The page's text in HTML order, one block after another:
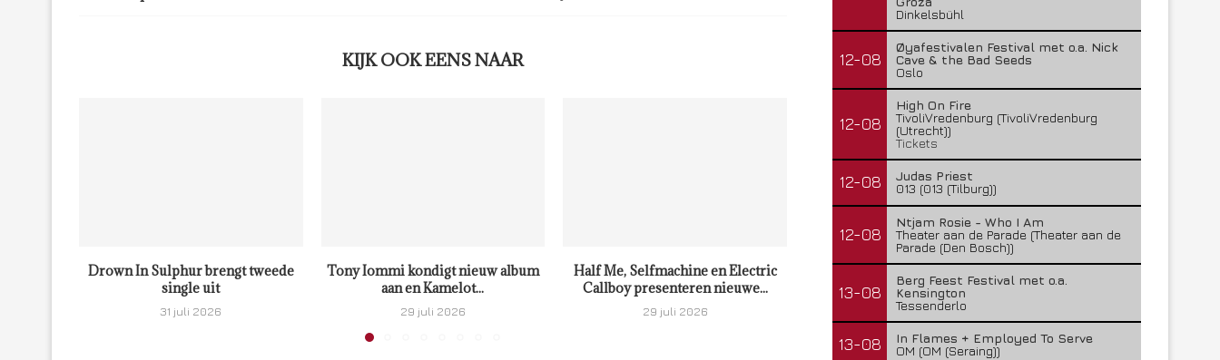
KIJK OOK EENS NAAR
Drown In Sulphur brengt tweede
single uit
31 juli 2026
Tony Iommi kondigt nieuw album
aan en Kamelot...
29 juli 2026
Half Me, Selfmachine en Electric
Callboy presenteren nieuwe...
29 juli 2026
Temic brengt nieuwe single uit
28 juli 2026
Insomnium brengt
Dinkelsbühl
12-08
Øyafestivalen Festival met o.a. Nick
Cave & the Bad Seeds
Oslo
12-08
High On Fire
TivoliVredenburg (TivoliVredenburg
(Utrecht))
Tickets
12-08
Judas Priest
013 (013 (Tilburg))
12-08
Ntjam Rosie - Who I Am
Theater aan de Parade (Theater aan de
Parade (Den Bosch))
13-08
Berg Feest Festival met o.a.
Kensington
Tessenderlo
13-08
In Flames + Employed To Serve
OM (OM (Seraing))